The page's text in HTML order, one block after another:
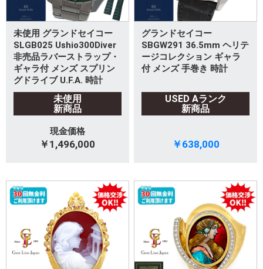
未使用 グランドセイコー
SLGB025 Ushio300Diver
非売品ラバーストラップ・
ギャラ付 メンズ スプリン
グドライブ U.F.A. 時計
未使用
新商品
現金価格
￥1,496,000
グランドセイコー
SBGW291 36.5mm ヘリテ
ージコレクション ギャラ
付 メンズ 手巻き 時計
USED Aランク
新商品
￥638,000